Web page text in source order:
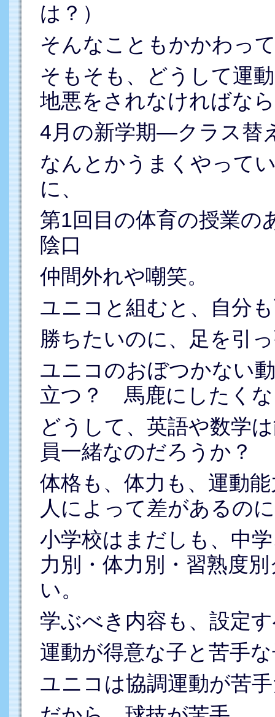
は？）
そんなこともかかわっ
そもそも、どうして運
地悪をされなければな
4月の新学期―クラス替
なんとかうまくやって
に、
第1回目の体育の授業の
陰口
仲間外れや嘲笑。
ユニコと組むと、自分
勝ちたいのに、足を引
ユニコのおぼつかない
立つ？ 馬鹿にしたく
どうして、英語や数学
員一緒なのだろうか？
体格も、体力も、運動
人によって差があるの
小学校はまだしも、中
力別・体力別・習熟度
い。
学ぶべき内容も、設定
運動が得意な子と苦手
ユニコは協調運動が苦